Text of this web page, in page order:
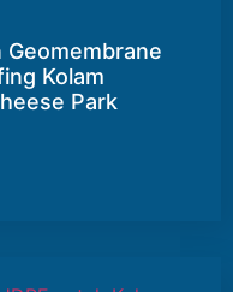
Geomembrane
Kolam
Park